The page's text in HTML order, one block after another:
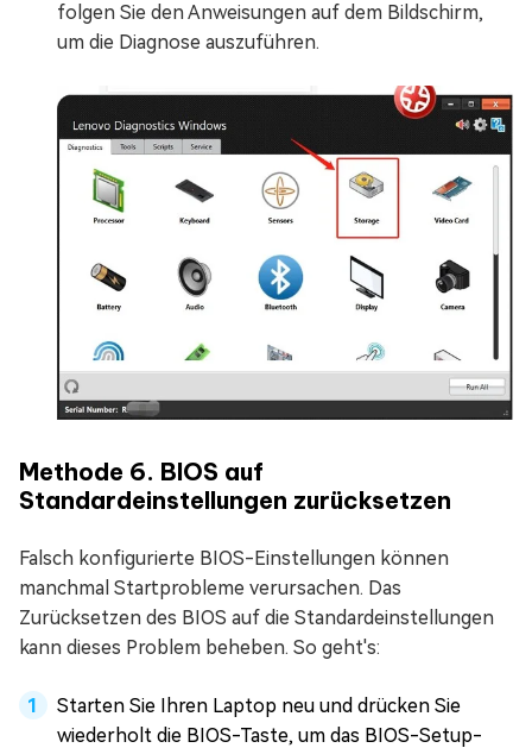
folgen Sie den Anweisungen auf dem Bildschirm,
um die Diagnose auszuführen.
Methode 6. BIOS auf
Standardeinstellungen zurücksetzen
Falsch konfigurierte BIOS-Einstellungen können
manchmal Startprobleme verursachen. Das
Zurücksetzen des BIOS auf die Standardeinstellungen
kann dieses Problem beheben. So geht's:
Starten Sie Ihren Laptop neu und drücken Sie
wiederholt die BIOS-Taste, um das BIOS-Setup-